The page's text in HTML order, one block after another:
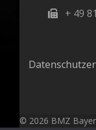
+ 49
© 2026 BMZ